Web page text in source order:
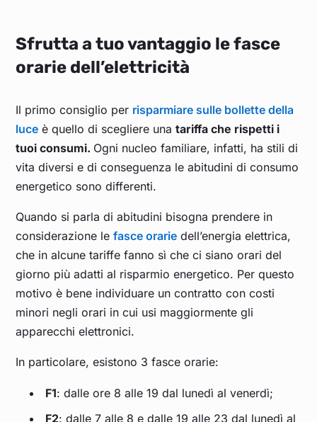
Sfrutta a tuo vantaggio le fasce
orarie dell’elettricità
Il primo consiglio per risparmiare sulle bollette della
luce è quello di scegliere unatariffa che rispetti i
tuoi consumi. Ogni nucleo familiare, infatti, ha stili di
vita diversi e di conseguenza le abitudini di consumo
energetico sono differenti.
Quando si parla di abitudini bisogna prendere in
considerazione lefasce orarie dell’energia elettrica,
che in alcune tariffe fanno sì che ci siano orari del
giorno più adatti al risparmio energetico. Per questo
motivo è bene individuare un contratto con costi
minori negli orari in cui usi maggiormente gli
apparecchi elettronici.
In particolare, esistono 3 fasce orarie:
F1: dalle ore 8 alle 19 dal lunedì al venerdì;
F2: dalle 7 alle 8 e dalle 19 alle 23 dal lunedì al